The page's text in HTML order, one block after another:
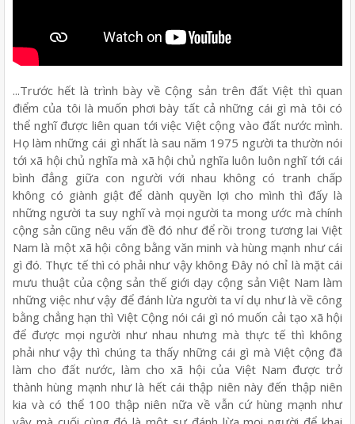
...Trước hết là trình bày về Cộng sản trên đất Việt thì quan
điểm của tôi là muốn phơi bày tất cả những cái gì mà tôi có
thể nghĩ được liên quan tới việc Việt cộng vào đất nước mình.
Họ làm những cái gì nhất là sau năm 1975 người ta thườn nói
tới xã hội chủ nghĩa mà xã hội chủ nghĩa luôn luôn nghĩ tới cái
bình đẳng giữa con người với nhau không có tranh chấp
không có giành giật để dành quyền lợi cho mình thì đấy là
những người ta suy nghĩ và mọi người ta mong ước mà chính
cộng sản cũng nêu vấn đề đó như để rồi trong tương lai Việt
Nam là một xã hội công bằng văn minh và hùng mạnh như cái
gì đó. Thực tế thì có phải như vậy không Đây nó chỉ là mặt cái
mưu thuật của cộng sản thế giới dạy cộng sản Việt Nam làm
những việc như vậy để đánh lừa người ta ví dụ như là về công
bằng chẳng hạn thì Việt Cộng nói cái gì nó muốn cải tạo xã hội
để được mọi người như nhau nhưng mà thực tế thì không
phải như vậy thì chúng ta thấy những cái gì mà Việt cộng đã
làm cho đất nước, làm cho xã hội của Việt Nam được trở
thành hùng mạnh như là hết cái thập niên này đến thập niên
kia và có thể 100 thập niên nữa về vẫn cứ hùng mạnh như